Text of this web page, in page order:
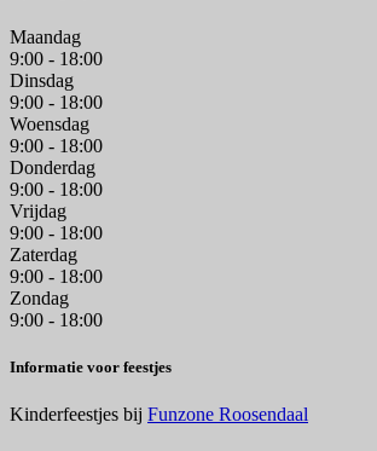
Maandag
9:00 - 18:00
Dinsdag
9:00 - 18:00
Woensdag
9:00 - 18:00
Donderdag
9:00 - 18:00
Vrijdag
9:00 - 18:00
Zaterdag
9:00 - 18:00
Zondag
9:00 - 18:00
Informatie voor feestjes
Kinderfeestjes bij Funzone Roosendaal